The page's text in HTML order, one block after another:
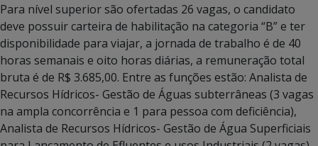
Para nível superior são ofertadas 26 vagas, o candidato
deve possuir carteira de habilitação na categoria “B” e ter
disponibilidade para viajar, a jornada de trabalho é de 40
horas semanais e oito horas diárias, a remuneração total
bruta é de R$ 3.685,00. Entre as funções estão: Analista de
Recursos Hídricos- Gestão de Águas subterrâneas (3 vagas
na ampla concorrência e 1 para pessoa com deficiência),
Analista de Recursos Hídricos- Gestão de Água Superficiais